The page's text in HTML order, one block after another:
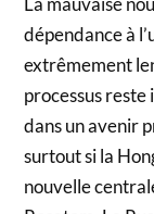
dépendance à
extrêmement
processus
dans un avenir
surtout si la
nouvelle